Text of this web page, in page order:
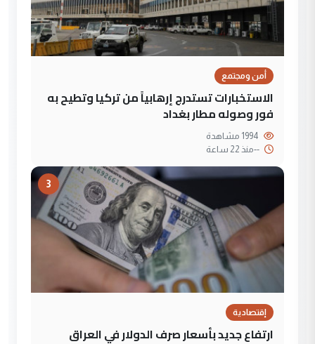
أمن ومجتمع
الاستخبارات تستدرج إرهابياً من تركيا وتطيح به
فور وصوله مطار بغداد
--منذ 22 ساعة
3
إقتصادية
ارتفاع جديد بأسعار صرف الدولار في العراق